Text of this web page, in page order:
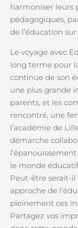
harmoniser leurs
pédagogiques,
de l’éducation
Le voyage avec
long terme pour
continue de son
une plus grande
parents, et les
rencontré, une
l’académie de
démarche
le monde
Peut-être serait-
approche de
pleinement ces
Partagez vos